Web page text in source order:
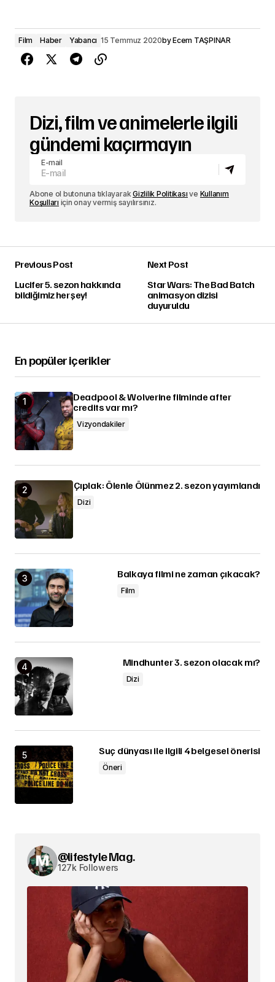
Film Haber Yabancı 15 Temmuz 2020byEcem TAŞPINAR
Dizi, film ve animelerle ilgili
gündemi kaçırmayın
E-mail
Abone ol butonuna tıklayarakGizlilik Politikası ve Kullanım
Koşulları için onay vermiş sayılırsınız.
Previous Post
Lucifer 5. sezon hakkında
bildiğimiz her şey!
Next Post
Star Wars: The Bad Batch
animasyon dizisi
duyuruldu
En popüler içerikler
Deadpool & Wolverine filminde after
credits var mı?
Vizyondakiler
Çıplak: Ölenle Ölünmez 2. sezon yayımlandı
Dizi
Balkaya filmi ne zaman çıkacak?
Film
Mindhunter 3. sezon olacak mı?
Dizi
Suç dünyası ile ilgili 4 belgesel önerisi
Öneri
@lifestyle Mag.
127k Followers